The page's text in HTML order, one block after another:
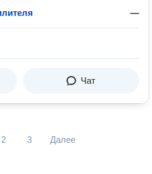
—
Чат
2 3 Далее